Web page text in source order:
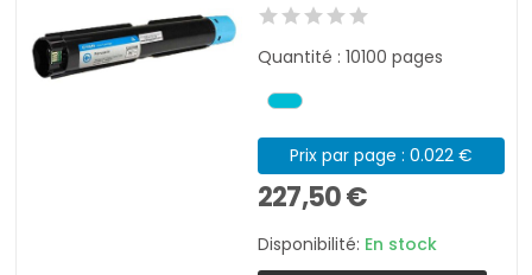
Quantité : 10100 pages
Prix par page : 0.022 €
227,50 €
Disponibilité: En stock